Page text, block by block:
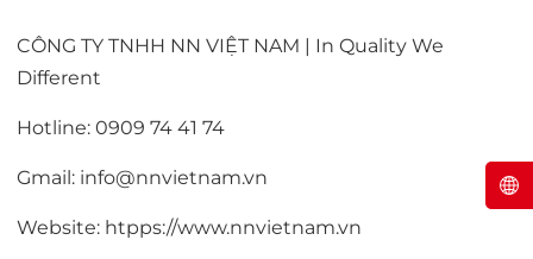
CÔNG TY TNHH NN VIỆT NAM | In Quality We
Different
Hotline: 0909 74 41 74
Gmail: info@nnvietnam.vn
Website: htpps://www.nnvietnam.vn